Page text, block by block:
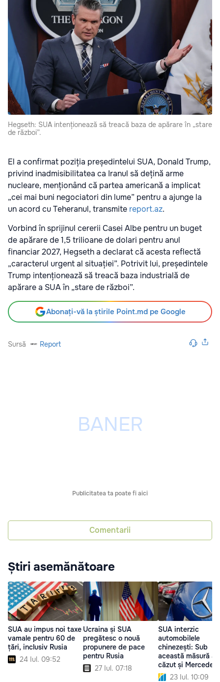
Hegseth: SUA intenționează să treacă baza de apărare în „stare
de război”.
El a confirmat poziția președintelui SUA, Donald Trump,
privind inadmisibilitatea ca Iranul să dețină arme
nucleare, menționând că partea americană a implicat
„cei mai buni negociatori din lume” pentru a ajunge la
un acord cu Teheranul, transmite report.az.
Vorbind în sprijinul cererii Casei Albe pentru un buget
de apărare de 1,5 trilioane de dolari pentru anul
financiar 2027, Hegseth a declarat că acesta reflectă
„caracterul urgent al situației”. Potrivit lui, președintele
Trump intenționează să treacă baza industrială de
apărare a SUA în „stare de război”.
Abonați-vă la știrile Point.md pe Google
Sursă Report
Publicitatea ta poate fi aici
Comentarii
Știri asemănătoare
SUA au impus noi taxe
vamale pentru 60 de
țări, inclusiv Rusia
24 Iul. 09:52
Ucraina și SUA
pregătesc o nouă
propunere de pace
pentru Rusia
27 Iul. 07:18
SUA interzic
automobilele
chinezești: Sub
această măsură a
căzut și Mercedes
23 Iul. 10:09